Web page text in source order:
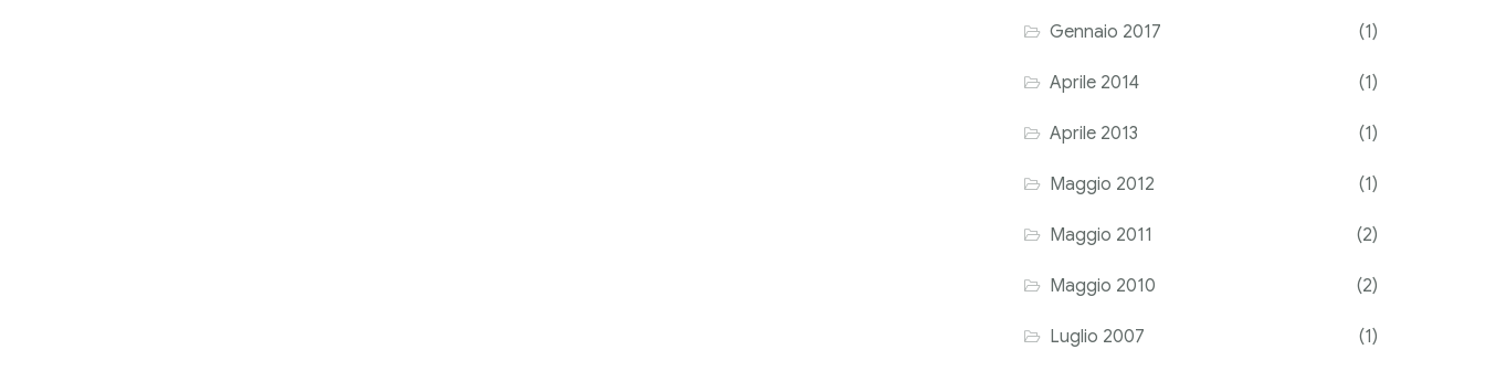
Gennaio 2017 (1)
Aprile 2014 (1)
Aprile 2013 (1)
Maggio 2012 (1)
Maggio 2011 (2)
Maggio 2010 (2)
Luglio 2007 (1)